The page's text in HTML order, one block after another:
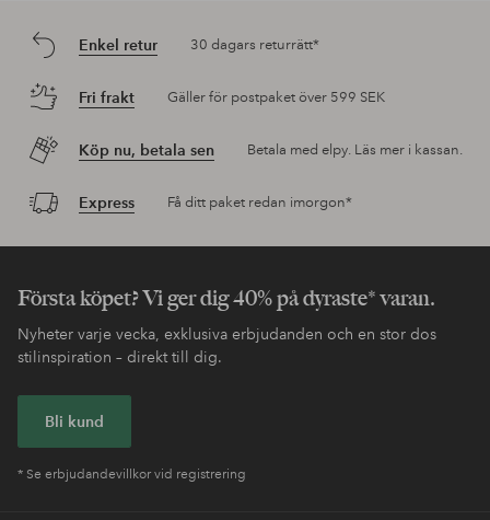
Enkel retur 30 dagars returrätt*
Fri frakt Gäller för postpaket över 599 SEK
Köp nu, betala sen Betala med elpy. Läs mer i kassan.
Express Få ditt paket redan imorgon*
Första köpet? Vi ger dig 40% på dyraste* varan.
Nyheter varje vecka, exklusiva erbjudanden och en stor dos
stilinspiration – direkt till dig.
Bli kund
* Se erbjudandevillkor vid registrering